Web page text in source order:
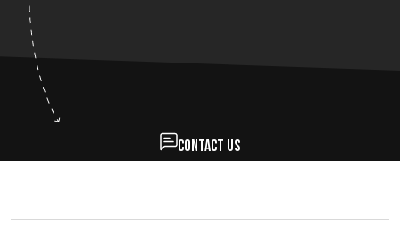
Contact us